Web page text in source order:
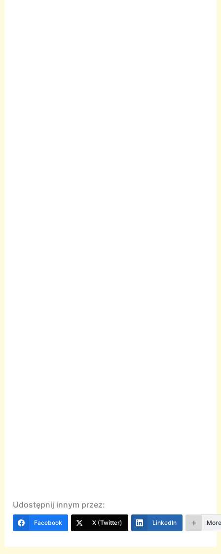
Udostępnij innym przez:
Facebook X (Twitter) LinkedIn